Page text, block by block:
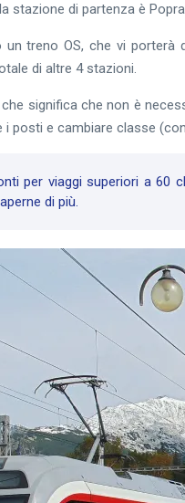
stazione di partenza è
treno OS, che vi porterà
di altre 4 stazioni.
significa che non è
posti e cambiare classe
per viaggi superiori a 60
di più.